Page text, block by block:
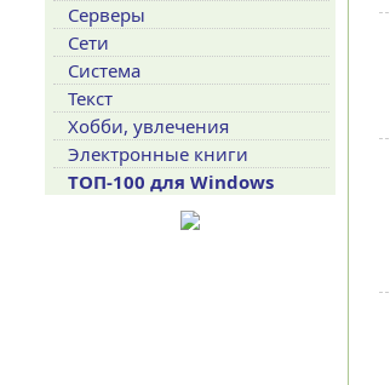
Серверы
Сети
Система
Текст
Хобби, увлечения
Электронные книги
ТОП-100 для Windows